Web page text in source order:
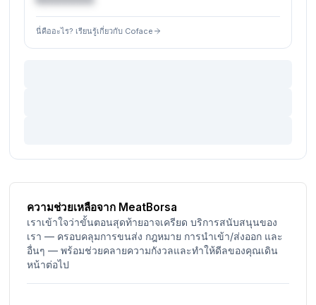
นี่คืออะไร? เรียนรู้เกี่ยวกับ Coface
ความช่วยเหลือจาก MeatBorsa
เราเข้าใจว่าขั้นตอนสุดท้ายอาจเครียด บริการสนับสนุนของ
เรา — ครอบคลุมการขนส่ง กฎหมาย การนำเข้า/ส่งออก และ
อื่นๆ — พร้อมช่วยคลายความกังวลและทำให้ดีลของคุณเดิน
หน้าต่อไป